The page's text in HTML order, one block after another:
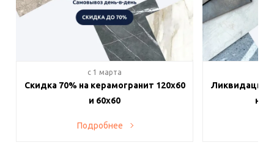
c 1 марта
Скидка 70% на керамогранит 120х60
и 60х60
Подробнее
Ликвидация
на